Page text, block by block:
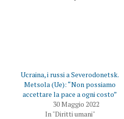
Ucraina, i russi a Severodonetsk.
Metsola (Ue): “Non possiamo
accettare la pace a ogni costo”
30 Maggio 2022
In "Diritti umani"